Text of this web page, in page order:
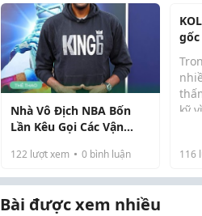
Nhà Vô Địch NBA Bốn
Lần Kêu Gọi Các Vận
Chuyển Sang Chế Độ Ăn
Chay
122 lượt xem 0 bình luận
kỹ
thi
116
Bài được xem nhiều